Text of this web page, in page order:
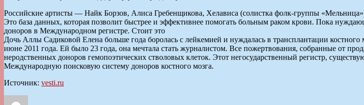
Российские артисты — Найк Борзов, Алиса Гребенщикова, Хелависа (солистка фолк-группы
Это база данных, которая позволит быстрее и эффективнее помогать больным раком крови. Пока
доноров в Международном регистре. Стоит это
Дочь Аллы Садиковой Елена больше года боролась с лейкемией и нуждалась в трансплантации
июне 2011 года. Ей было 23 года, она мечтала стать журналистом. Все пожертвования, собранные от
неродственных доноров гемопоэтических стволовых клеток. Этот негосударственный регистр,
Международную поисковую систему доноров костного мозга.
Источник: vesti.ru